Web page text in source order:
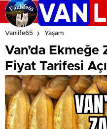
Vanlife65 Yaşam
Van’da Ekmeğe
Fiyat Tarifesi